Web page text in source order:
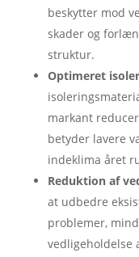
beskytter mod
skader og
struktur.
Optimeret
markant
betyder lavere
indeklima året
Reduktion af
at udbedre
problemer,
vedligeholdelse